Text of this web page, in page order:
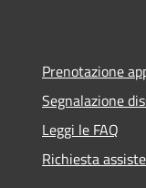
Prenotazione
Segnalazione
Leggi le FAQ
Richiesta